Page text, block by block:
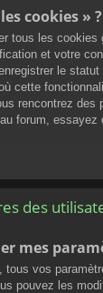
cookies » ?
tous les cookies
et votre
le
cette
rencontrez des
forum, essayez
des
mes
vos
pouvez les